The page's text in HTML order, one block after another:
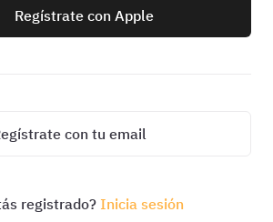
Regístrate con Apple
con tu email
registrado? Inicia sesión